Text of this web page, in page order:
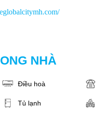
NHÀ
Điều hoà
Tủ lạnh